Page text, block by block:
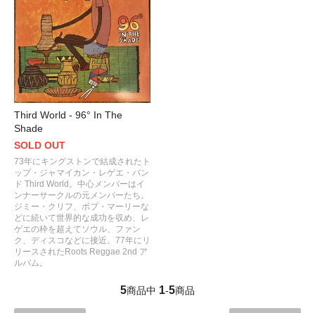
Third World - 96° In The
Shade
SOLD OUT
73年にキングストンで結成されたト
ップ・ジャマイカン・レゲエ・バン
ド Third World。中心メンバーはイ
ンナーサークルの元メンバーたち。
ジミー・クリフ、ボブ・マーリーな
どに続いて世界的な成功を収め、レ
ゲエの枠を超えてソウル、ファン
ク、ディスコなどに接近。77年にリ
リースされたRoots Reggae 2nd ア
ルバム。
5商品中 1-5商品